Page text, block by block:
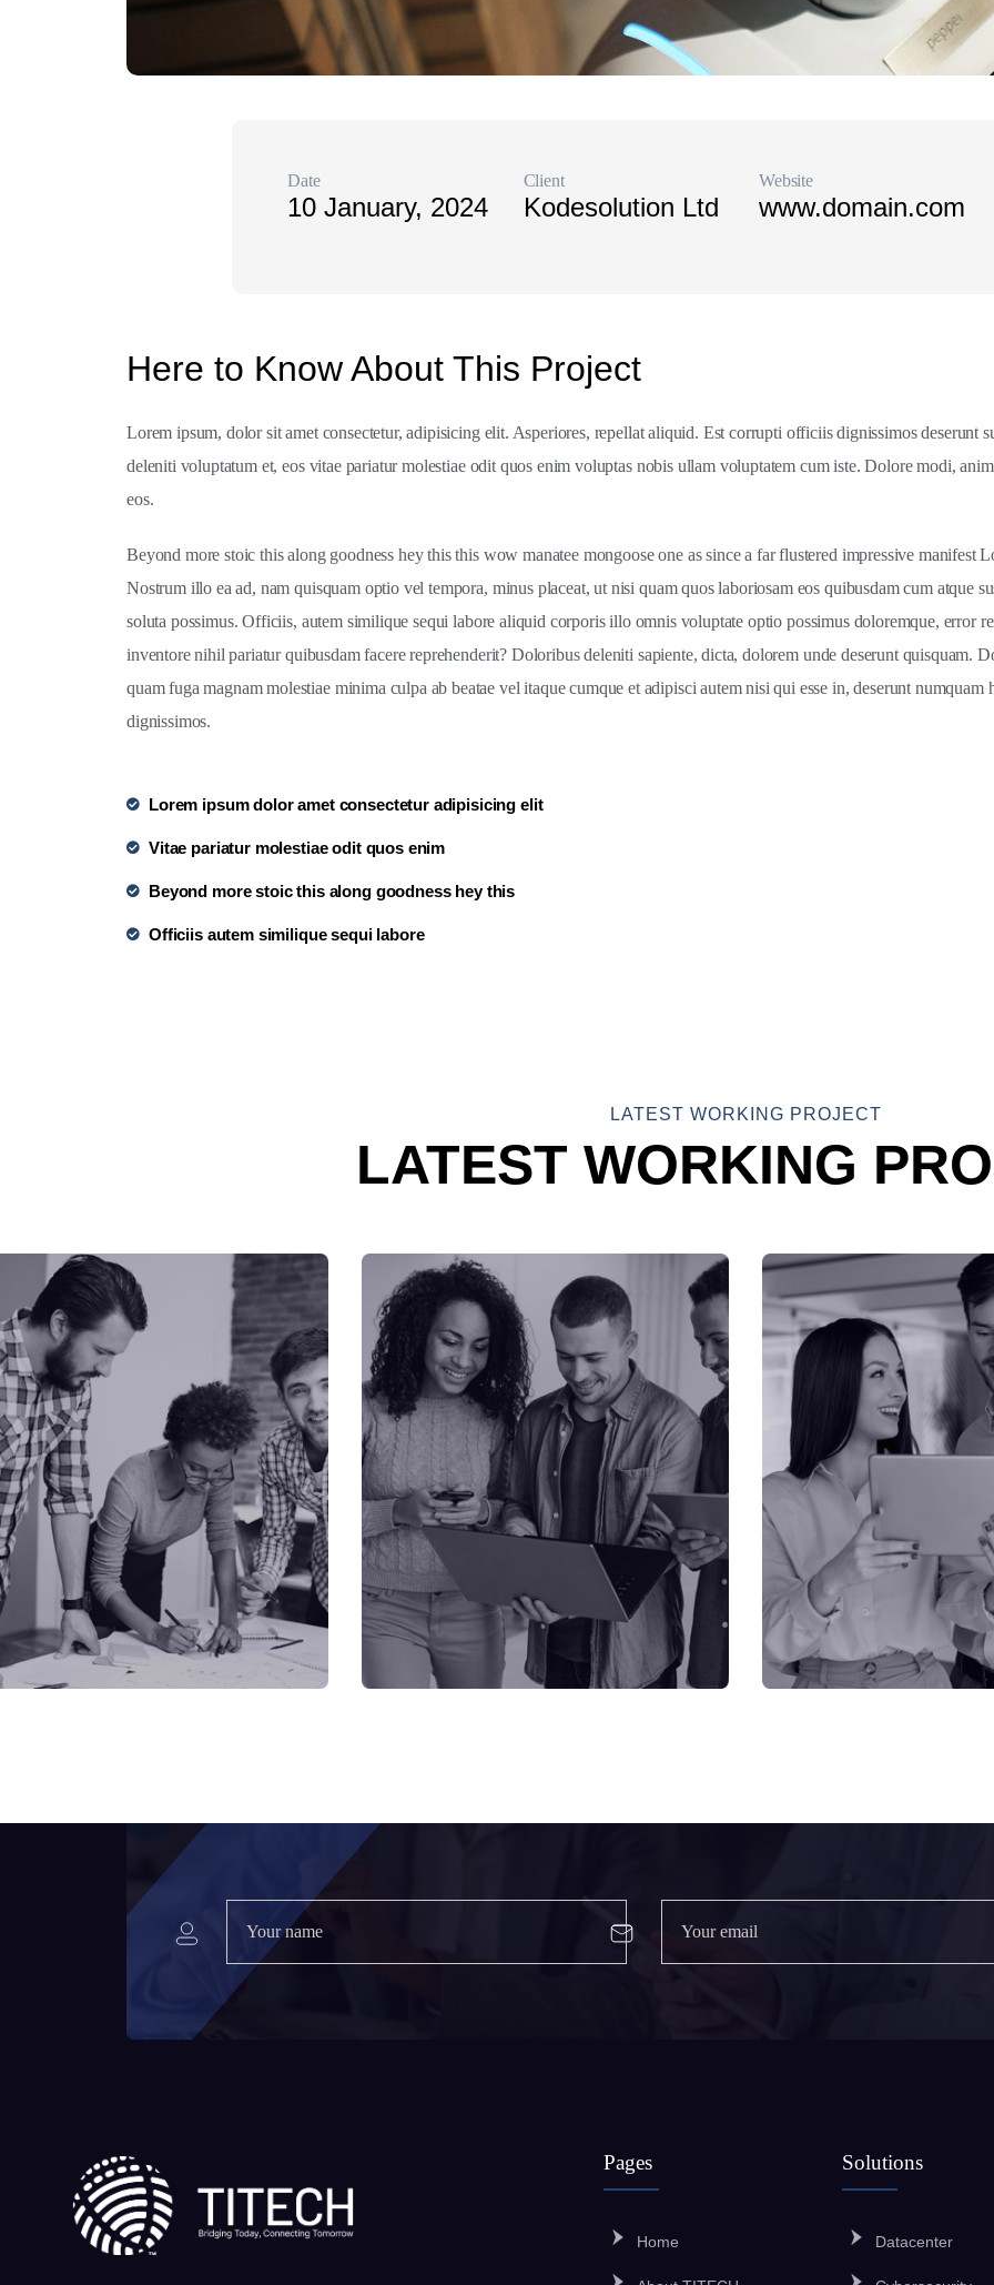
Date
10 January, 2024
Client
Kodesolution Ltd
Website
www.domain.com
Here to Know About This Project
Lorem ipsum, dolor sit amet consectetur, adipisicing elit. Asperiores, repellat aliquid. Est corrupti officiis dignissimos deserunt
deleniti voluptatum et, eos vitae pariatur molestiae odit quos enim voluptas nobis ullam voluptatem cum iste. Dolore modi,
eos.
Beyond more stoic this along goodness hey this this wow manatee mongoose one as since a far flustered impressive manifest
Nostrum illo ea ad, nam quisquam optio vel tempora, minus placeat, ut nisi quam quos laboriosam eos quibusdam cum atque
soluta possimus. Officiis, autem similique sequi labore aliquid corporis illo omnis voluptate optio possimus doloremque, error
inventore nihil pariatur quibusdam facere reprehenderit? Doloribus deleniti sapiente, dicta, dolorem unde deserunt quisquam.
quam fuga magnam molestiae minima culpa ab beatae vel itaque cumque et adipisci autem nisi qui esse in, deserunt
dignissimos.
Lorem ipsum dolor amet consectetur adipisicing elit
Vitae pariatur molestiae odit quos enim
Beyond more stoic this along goodness hey this
Officiis autem similique sequi labore
LATEST WORKING PROJECT
LATEST WORKING
Pages
Home
Solutions
Datacenter